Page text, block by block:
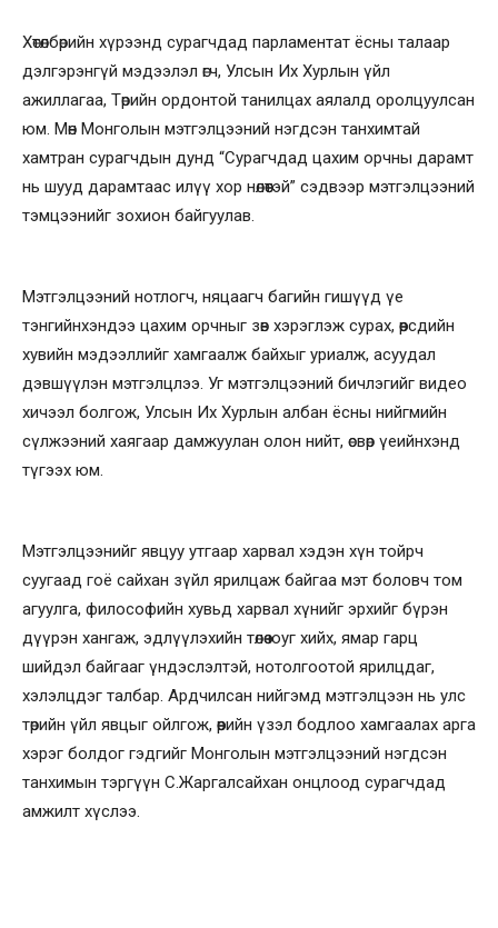
Хөтөлбөрийн хүрээнд сурагчдад парламентат ёсны талаар
дэлгэрэнгүй мэдээлэл өгч, Улсын Их Хурлын үйл
ажиллагаа, Төрийн ордонтой танилцах аялалд оролцуулсан
юм. Мөн Монголын мэтгэлцээний нэгдсэн танхимтай
хамтран сурагчдын дунд “Сурагчдад цахим орчны дарамт
нь шууд дарамтаас илүү хор нөлөөтэй” сэдвээр мэтгэлцээний
тэмцээнийг зохион байгуулав.
Мэтгэлцээний нотлогч, няцаагч багийн гишүүд үе
тэнгийнхэндээ цахим орчныг зөв хэрэглэж сурах, өөрсдийн
хувийн мэдээллийг хамгаалж байхыг уриалж, асуудал
дэвшүүлэн мэтгэлцлээ. Уг мэтгэлцээний бичлэгийг видео
хичээл болгож, Улсын Их Хурлын албан ёсны нийгмийн
сүлжээний хаягаар дамжуулан олон нийт, өсвөр үеийнхэнд
түгээх юм.
Мэтгэлцээнийг явцуу утгаар харвал хэдэн хүн тойрч
суугаад гоё сайхан зүйл ярилцаж байгаа мэт боловч том
агуулга, философийн хувьд харвал хүнийг эрхийг бүрэн
дүүрэн хангаж, эдлүүлэхийн төлөө юуг хийх, ямар гарц
шийдэл байгааг үндэслэлтэй, нотолгоотой ярилцдаг,
хэлэлцдэг талбар. Ардчилсан нийгэмд мэтгэлцээн нь улс
төрийн үйл явцыг ойлгож, өөрийн үзэл бодлоо хамгаалах арга
хэрэг болдог гэдгийг Монголын мэтгэлцээний нэгдсэн
танхимын тэргүүн С.Жаргалсайхан онцлоод сурагчдад
амжилт хүслээ.